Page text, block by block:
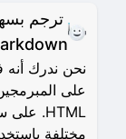
نحن ندرك